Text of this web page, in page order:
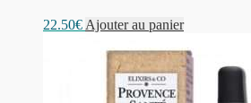
22.50€ Ajouter au panier